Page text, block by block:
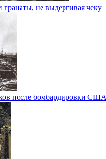
не выдергивая чеку
после бомбардировки США